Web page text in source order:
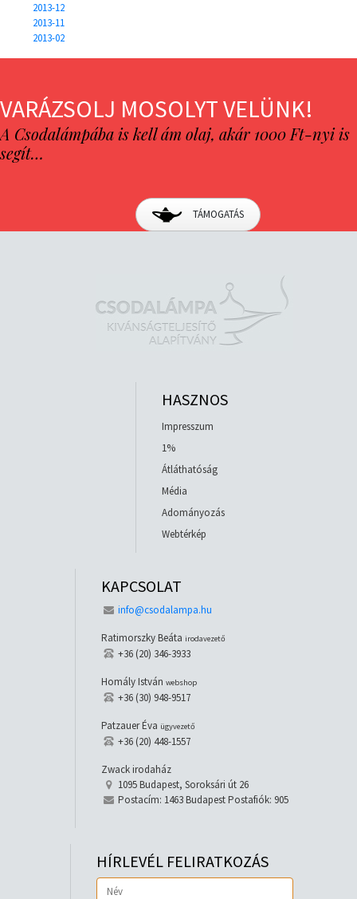
2013-12
2013-11
2013-02
VARÁZSOLJ MOSOLYT VELÜNK!
A Csodalámpába is kell ám olaj, akár 1000 Ft-nyi is
segít…
TÁMOGATÁS
HASZNOS
Impresszum
1%
Átláthatóság
Média
Adományozás
Webtérkép
KAPCSOLAT
info@csodalampa.hu
Ratimorszky Beáta irodavezető
+36 (20) 346-3933
Homály István webshop
+36 (30) 948-9517
Patzauer Éva ügyvezető
+36 (20) 448-1557
Zwack irodaház
1095 Budapest, Soroksári út 26
Postacím: 1463 Budapest Postafiók: 905
HÍRLEVÉL FELIRATKOZÁS